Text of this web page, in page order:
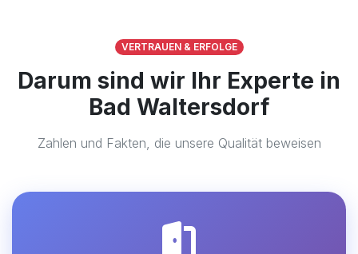
VERTRAUEN & ERFOLGE
Darum sind wir Ihr Experte in
Bad Waltersdorf
Zahlen und Fakten, die unsere Qualität beweisen